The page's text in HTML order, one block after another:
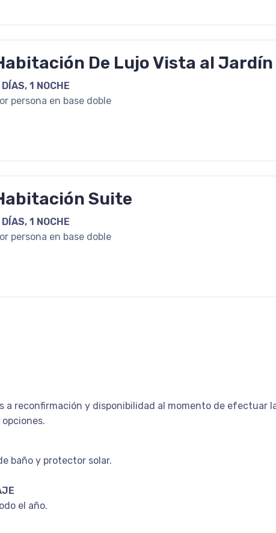
De Lujo Vista al Jardín
1 NOCHE
persona en base doble
Suite
1 NOCHE
persona en base doble
a reconfirmación y disponibilidad al momento de efectuar
baño y protector solar.
el año.